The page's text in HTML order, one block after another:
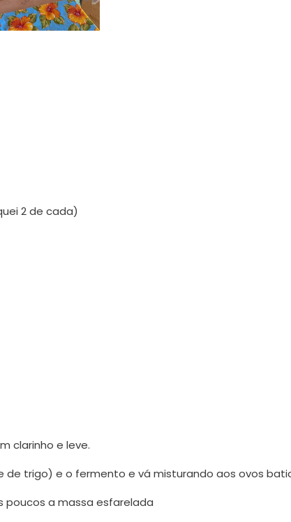
2 de cada)
clarinho e leve.
de trigo) e o fermento e vá misturando aos ovos
poucos a massa esfarelada